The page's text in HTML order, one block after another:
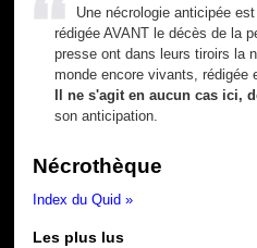
Une nécrologie anticipée
rédigée AVANT le décès de la
presse ont dans leurs tiroirs la
monde encore vivants, rédigée
Il ne s'agit en aucun cas ici,
son anticipation.
Nécrothèque
Index du Quid »
Les plus lus